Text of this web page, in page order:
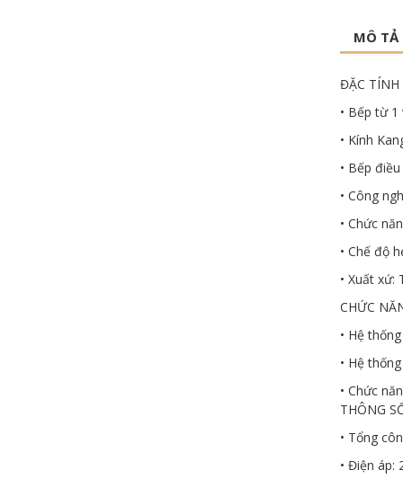
MÔ TẢ
ĐẶC TÍNH
• Bếp từ 1
• Kính
• Bếp
• Công
• Chức
• Chế độ
• Xuất xứ:
CHỨC
• Hệ
• Hệ
• Chức
THÔNG
• Tổng
• Điện áp: